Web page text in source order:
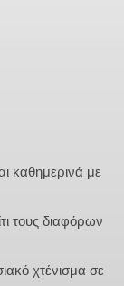
καθημερινά με
τους διαφόρων
χτένισμα σε